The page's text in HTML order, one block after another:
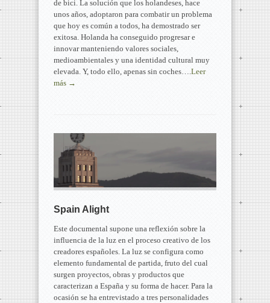
de bici. La solución que los holandeses, hace
unos años, adoptaron para combatir un problema
que hoy es común a todos, ha demostrado ser
exitosa. Holanda ha conseguido progresar e
innovar manteniendo valores sociales,
medioambientales y una identidad cultural muy
elevada. Y, todo ello, apenas sin coches…. Leer
más →
Spain Alight
Este documental supone una reflexión sobre la
influencia de la luz en el proceso creativo de los
creadores españoles. La luz se configura como
elemento fundamental de partida, fruto del cual
surgen proyectos, obras y productos que
caracterizan a España y su forma de hacer. Para la
ocasión se ha entrevistado a tres personalidades